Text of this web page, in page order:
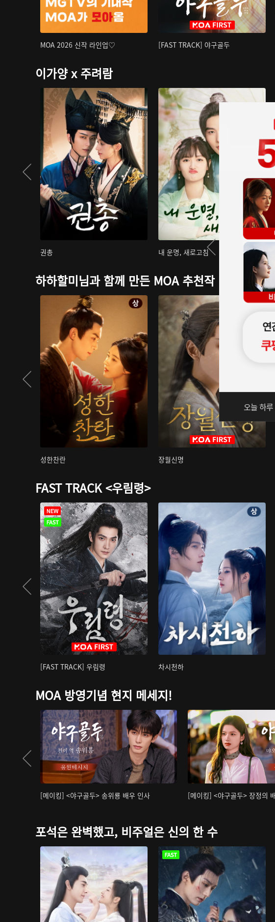
MOA 2026 신작 라인업♡ [FAST TRACK] 야구골두
이가양 x 주려람
권총 내 운명, 새로고침
하하할미님과 함께 만든 MOA 추천작
성한찬란 장월신명
FAST TRACK <우림령>
[FAST TRACK] 우림령 차시천하
MOA 방영기념 현지 메세지!
[메이킹] <야구골두> 송위룡 배우 인사 [메이킹] <야구골두> 장정의
포석은 완벽했고, 비주얼은 신의 한 수
오늘 하